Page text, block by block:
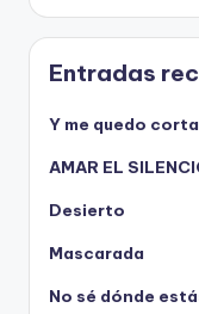
Entradas
Y me quedo
AMAR EL
Desierto
Mascarada
No sé dónde